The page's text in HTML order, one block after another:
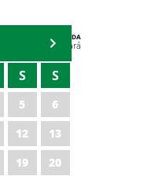
AGENDA
Polícia Militar do Ceará
S S
5
6
12
13
19
20